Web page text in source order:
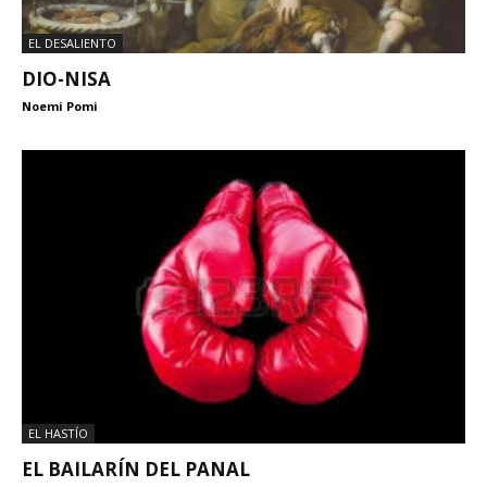
EL DESALIENTO
DIO-NISA
Noemi Pomi
EL HASTÍO
EL BAILARÍN DEL PANAL